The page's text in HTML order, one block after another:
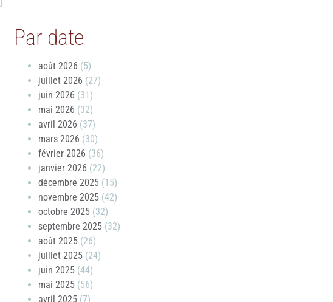
Par date
août 2026 (5)
juillet 2026 (27)
juin 2026 (31)
mai 2026 (32)
avril 2026 (37)
mars 2026 (30)
février 2026 (36)
janvier 2026 (22)
décembre 2025 (15)
novembre 2025 (42)
octobre 2025 (32)
septembre 2025 (32)
août 2025 (26)
juillet 2025 (24)
juin 2025 (44)
mai 2025 (56)
avril 2025 (7)